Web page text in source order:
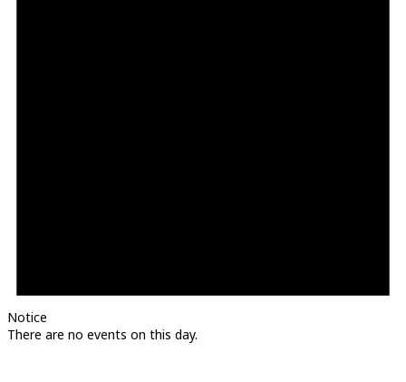
Notice
There are no events on this day.